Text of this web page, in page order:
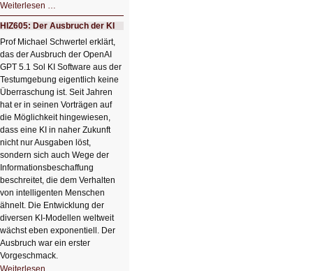
Weiterlesen …
Bildverschönerung
mit
einem
Klick
HIZ606:
Bildverschönerung
mit
einem
Klick
HIZ605: Der Ausbruch der KI
Prof Michael Schwertel erklärt,
das der Ausbruch der OpenAI
GPT 5.1 Sol KI Software aus der
Testumgebung eigentlich keine
Überraschung ist. Seit Jahren
hat er in seinen Vorträgen auf
die Möglichkeit hingewiesen,
dass eine KI in naher Zukunft
nicht nur Ausgaben löst,
sondern sich auch Wege der
Informationsbeschaffung
beschreitet, die dem Verhalten
von intelligenten Menschen
ähnelt. Die Entwicklung der
diversen KI-Modellen weltweit
wächst eben exponentiell. Der
Ausbruch war ein erster
Vorgeschmack.
Weiterlesen …